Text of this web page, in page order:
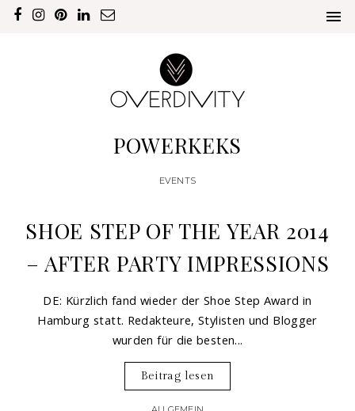
POWERKEKS
EVENTS
SHOE STEP OF THE YEAR 2014
– AFTER PARTY IMPRESSIONS
DE: Kürzlich fand wieder der Shoe Step Award in
Hamburg statt. Redakteure, Stylisten und Blogger
wurden für die besten...
Beitrag lesen